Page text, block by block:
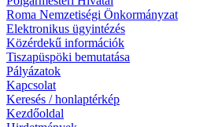
Roma Nemzetiségi Önkormányzat
Elektronikus ügyintézés
Közérdekű információk
Tiszapüspöki bemutatása
Pályázatok
Kapcsolat
Keresés / honlaptérkép
Kezdőoldal